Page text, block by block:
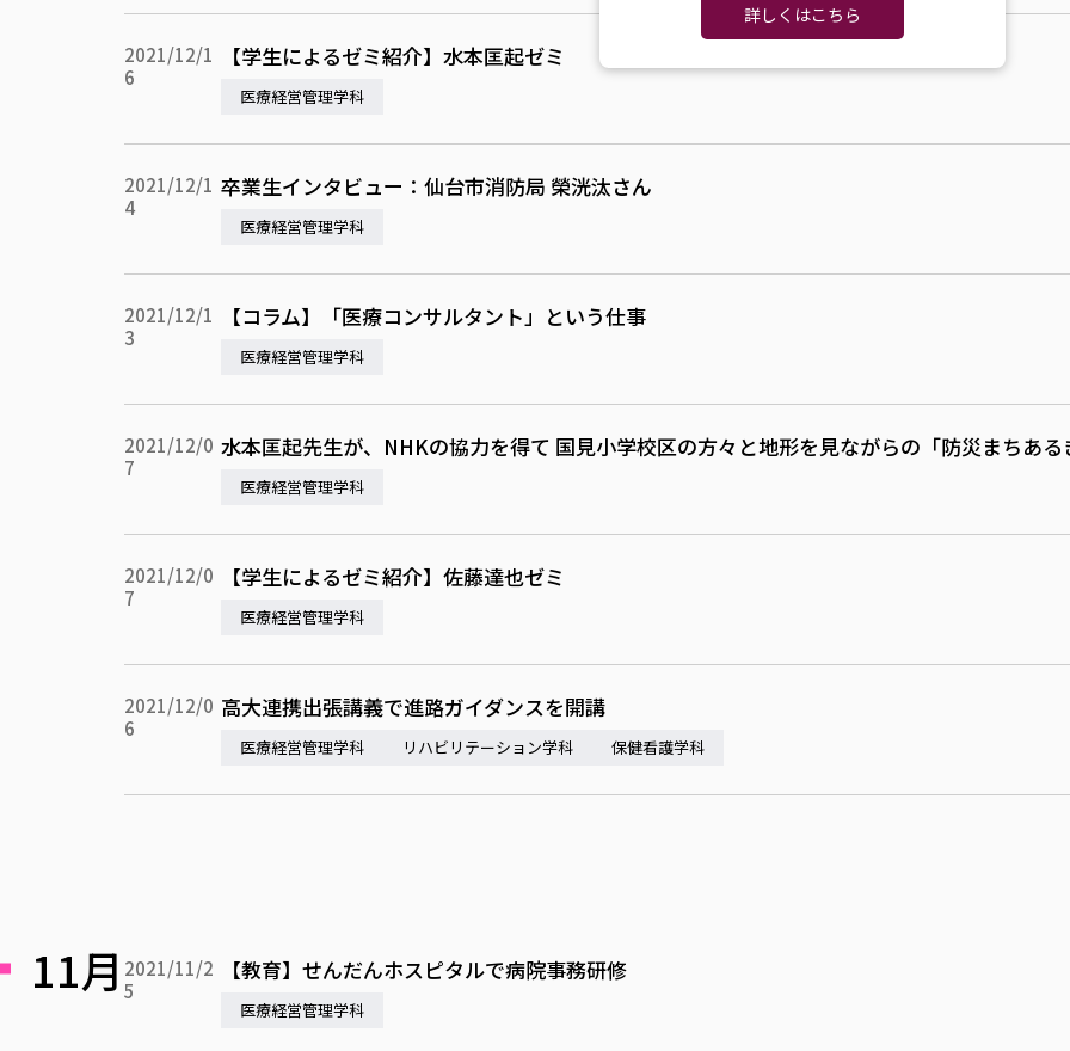
2021/12/1
6
【学生によるゼミ紹介】水本匡起ゼミ
医療経営管理学科
2021/12/1
4
卒業生インタビュー：仙台市消防局 榮洸汰さん
医療経営管理学科
2021/12/1
3
【コラム】「医療コンサルタント」という仕事
医療経営管理学科
2021/12/0
7
水本匡起先生が、NHKの協力を得て 国見小学校区の方々と地形を見ながらの「防災まちある
医療経営管理学科
2021/12/0
7
【学生によるゼミ紹介】佐藤達也ゼミ
医療経営管理学科
2021/12/0
6
高大連携出張講義で進路ガイダンスを開講
医療経営管理学科 リハビリテーション学科 保健看護学科
11月 2021/11/2
5
【教育】せんだんホスピタルで病院事務研修
医療経営管理学科
詳しくはこちら